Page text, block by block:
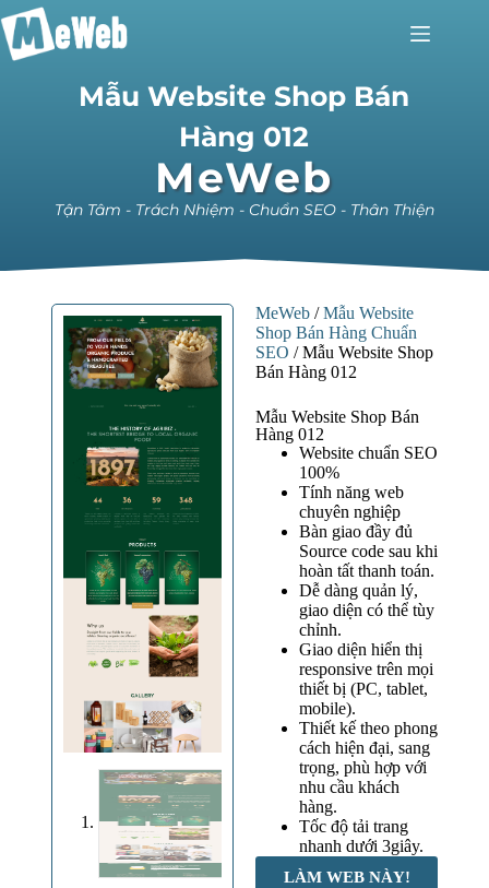
Mẫu Website Shop Bán
Hàng 012
MeWeb
Tận Tâm - Trách Nhiệm - Chuẩn SEO - Thân Thiện
MeWeb/Mẫu Website
Shop Bán Hàng Chuẩn
SEO /Mẫu Website Shop
Bán Hàng 012
Mẫu Website Shop Bán
Hàng 012
Website chuẩn SEO
100%
Tính năng web
chuyên nghiệp
Bàn giao đầy đủ
Source code sau khi
hoàn tất thanh toán.
Dễ dàng quản lý,
giao diện có thể tùy
chỉnh.
Giao diện hiển thị
responsive trên mọi
thiết bị (PC, tablet,
mobile).
Thiết kế theo phong
cách hiện đại, sang
trọng, phù hợp với
nhu cầu khách
hàng.
Tốc độ tải trang
nhanh dưới 3giây.
LÀM WEB NÀY!